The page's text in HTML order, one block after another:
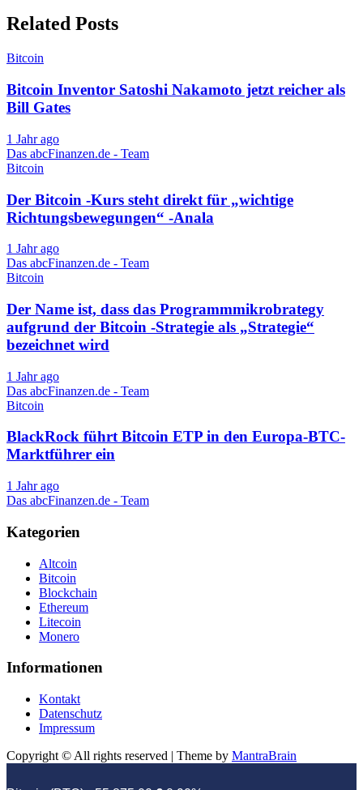
Related Posts
Bitcoin
Bitcoin Inventor Satoshi Nakamoto jetzt reicher als
Bill Gates
1 Jahr ago
Das abcFinanzen.de - Team
Bitcoin
Der Bitcoin -Kurs steht direkt für „wichtige
Richtungsbewegungen“ -Anala
1 Jahr ago
Das abcFinanzen.de - Team
Bitcoin
Der Name ist, dass das Programmmikrobrategy
aufgrund der Bitcoin -Strategie als „Strategie“
bezeichnet wird
1 Jahr ago
Das abcFinanzen.de - Team
Bitcoin
BlackRock führt Bitcoin ETP in den Europa-BTC-
Marktführer ein
1 Jahr ago
Das abcFinanzen.de - Team
Kategorien
Altcoin
Bitcoin
Blockchain
Ethereum
Litecoin
Monero
Informationen
Kontakt
Datenschutz
Impressum
Copyright © All rights reserved | Theme by MantraBrain